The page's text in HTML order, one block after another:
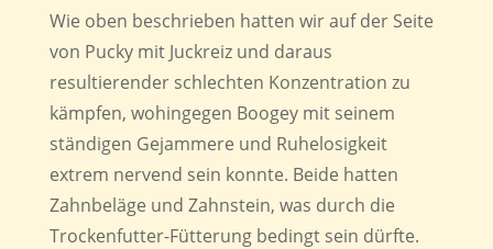
Wie oben beschrieben hatten wir auf der Seite
von Pucky mit Juckreiz und daraus
resultierender schlechten Konzentration zu
kämpfen, wohingegen Boogey mit seinem
ständigen Gejammere und Ruhelosigkeit
extrem nervend sein konnte. Beide hatten
Zahnbeläge und Zahnstein, was durch die
Trockenfutter-Fütterung bedingt sein dürfte.